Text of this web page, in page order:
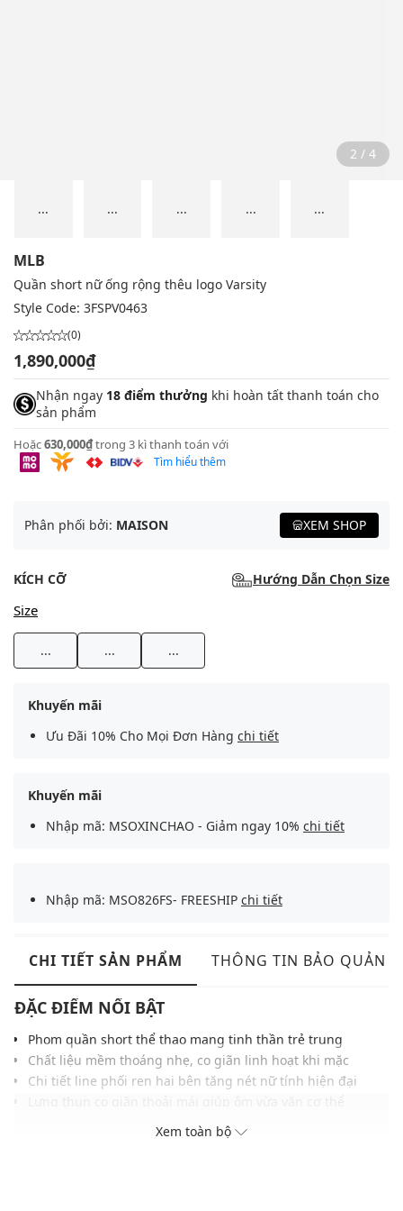
2 / 4
... ... ... ... ...
MLB
Quần short nữ ống rộng thêu logo Varsity
Style Code: 3FSPV0463
(0)
1,890,000₫
Nhận ngay 18 điểm thưởng khi hoàn tất thanh toán cho
sản phẩm
Hoặc630,000₫trong 3 kì thanh toán với
Tìm hiểu thêm
Phân phối bởi: MAISON XEM SHOP
KÍCH CỠ Hướng Dẫn Chọn Size
Size
... ... ...
Khuyến mãi
Ưu Đãi 10% Cho Mọi Đơn Hàng chi tiết
Khuyến mãi
Nhập mã: MSOXINCHAO - Giảm ngay 10% chi tiết
Nhập mã: MSO826FS- FREESHIP chi tiết
CHI TIẾT SẢN PHẨM THÔNG TIN BẢO QUẢN
ĐẶC ĐIỂM NỔI BẬT
Phom quần short thể thao mang tinh thần trẻ trung
Chất liệu mềm thoáng nhẹ, co giãn linh hoạt khi mặc
Chi tiết line phối ren hai bên tăng nét nữ tính hiện đại
Logo thêu phía trước nhỏ gọn tạo điểm nhấn thể thao
Đường may chắc chắn tỉ mỉ, giữ phom ổn định lâu dài
Xem toàn bộ